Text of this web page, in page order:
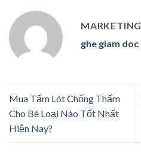
ghe giam doc
Mua Tấm Lót Chống Thấm
Cho Bé Loại Nào Tốt Nhất
Hiện Nay?